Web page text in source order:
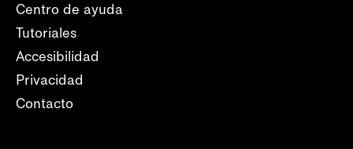
Centro de ayuda
Tutoriales
Accesibilidad
Privacidad
Contacto